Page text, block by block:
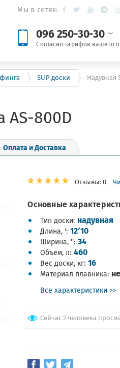
Мы в сетях:
096 250-30-30
Согласно тарифов вашего
SUP доски Надувная
AS-800D
Оплата и Доставка
Отзывы: 0
Основные
Тип доски надувная
Длина, ' 12ʹ10
Ширина, '' 34
Объем, л 460
Вес доски, кг 16
Материал плавника
Все характеристики >>
Сейчас 2 человека